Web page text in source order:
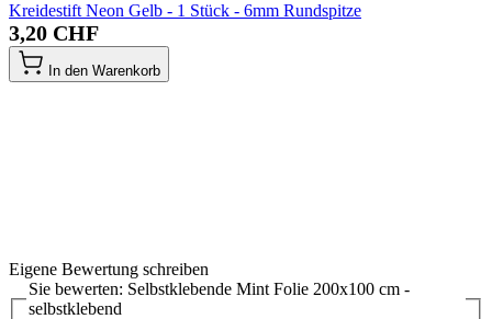
Kreidestift Neon Gelb - 1 Stück - 6mm Rundspitze
3,20 CHF
In den Warenkorb
Eigene Bewertung schreiben
Sie bewerten: Selbstklebende Mint Folie 200x100 cm -
selbstklebend